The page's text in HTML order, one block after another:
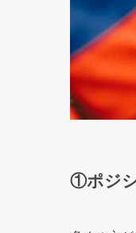
①ポジシ